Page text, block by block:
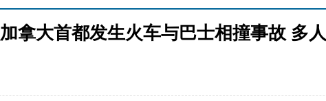
加拿大首都发生火车与巴士相撞事故 多